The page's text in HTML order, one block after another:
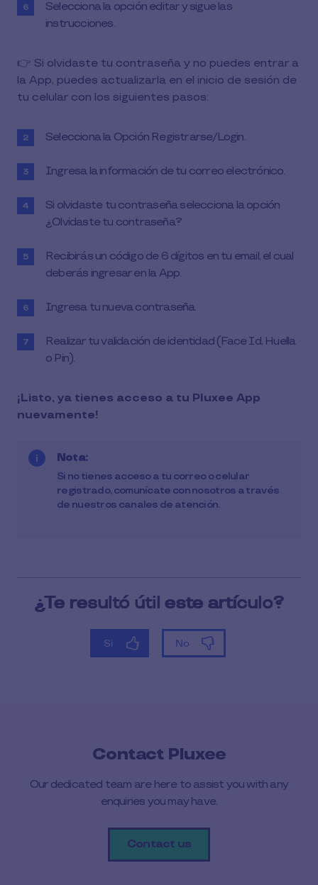
Selecciona la opción editar y sigue las
instrucciones.
👉 Si olvidaste tu contraseña y no puedes entrar a
la App, puedes actualizarla en el inicio de sesión de
tu celular con los siguientes pasos:
Selecciona la Opción Registrarse/Login.
Ingresa la información de tu correo electrónico.
Si olvidaste tu contraseña selecciona la opción
¿Olvidaste tu contraseña?
Recibirás un código de 6 dígitos en tu email, el cual
deberás ingresar en la App.
Ingresa tu nueva contraseña.
Realizar tu validación de identidad (Face Id, Huella
o Pin).
¡Listo, ya tienes acceso a tu Pluxee App
nuevamente!
Nota:
Si no tienes acceso a tu correo o celular
registrado, comunícate con nosotros a través
de nuestros canales de atención.
Contact Pluxee
Our dedicated team are here to assist you with any
enquiries you may have.
Contact us